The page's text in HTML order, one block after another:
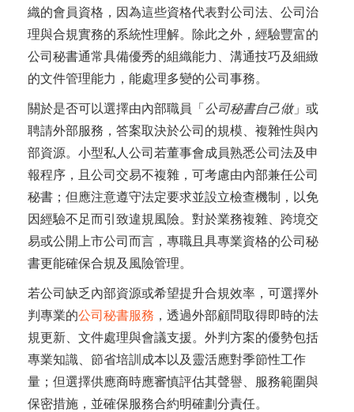
織的會員資格，因為這些資格代表對公司法、公司治
理與合規實務的系統性理解。除此之外，經驗豐富的
公司秘書通常具備優秀的組織能力、溝通技巧及細緻
的文件管理能力，能處理多變的公司事務。
關於是否可以選擇由內部職員「公司秘書自己做」或
聘請外部服務，答案取決於公司的規模、複雜性與內
部資源。小型私人公司若董事會成員熟悉公司法及申
報程序，且公司交易不複雜，可考慮由內部兼任公司
秘書；但應注意遵守法定要求並設立檢查機制，以免
因經驗不足而引致違規風險。對於業務複雜、跨境交
易或公開上市公司而言，專職且具專業資格的公司秘
書更能確保合規及風險管理。
若公司缺乏內部資源或希望提升合規效率，可選擇外
判專業的公司秘書服務 ，透過外部顧問取得即時的法
規更新、文件處理與會議支援。外判方案的優勢包括
專業知識、節省培訓成本以及靈活應對季節性工作
量；但選擇供應商時應審慎評估其聲譽、服務範圍與
保密措施，並確保服務合約明確劃分責任。